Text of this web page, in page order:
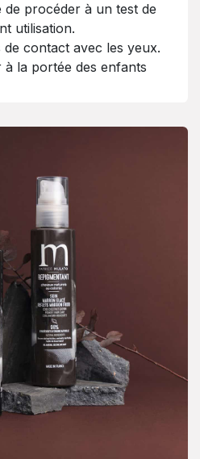
de procéder à un test de
utilisation.
de contact avec les yeux.
à la portée des enfants